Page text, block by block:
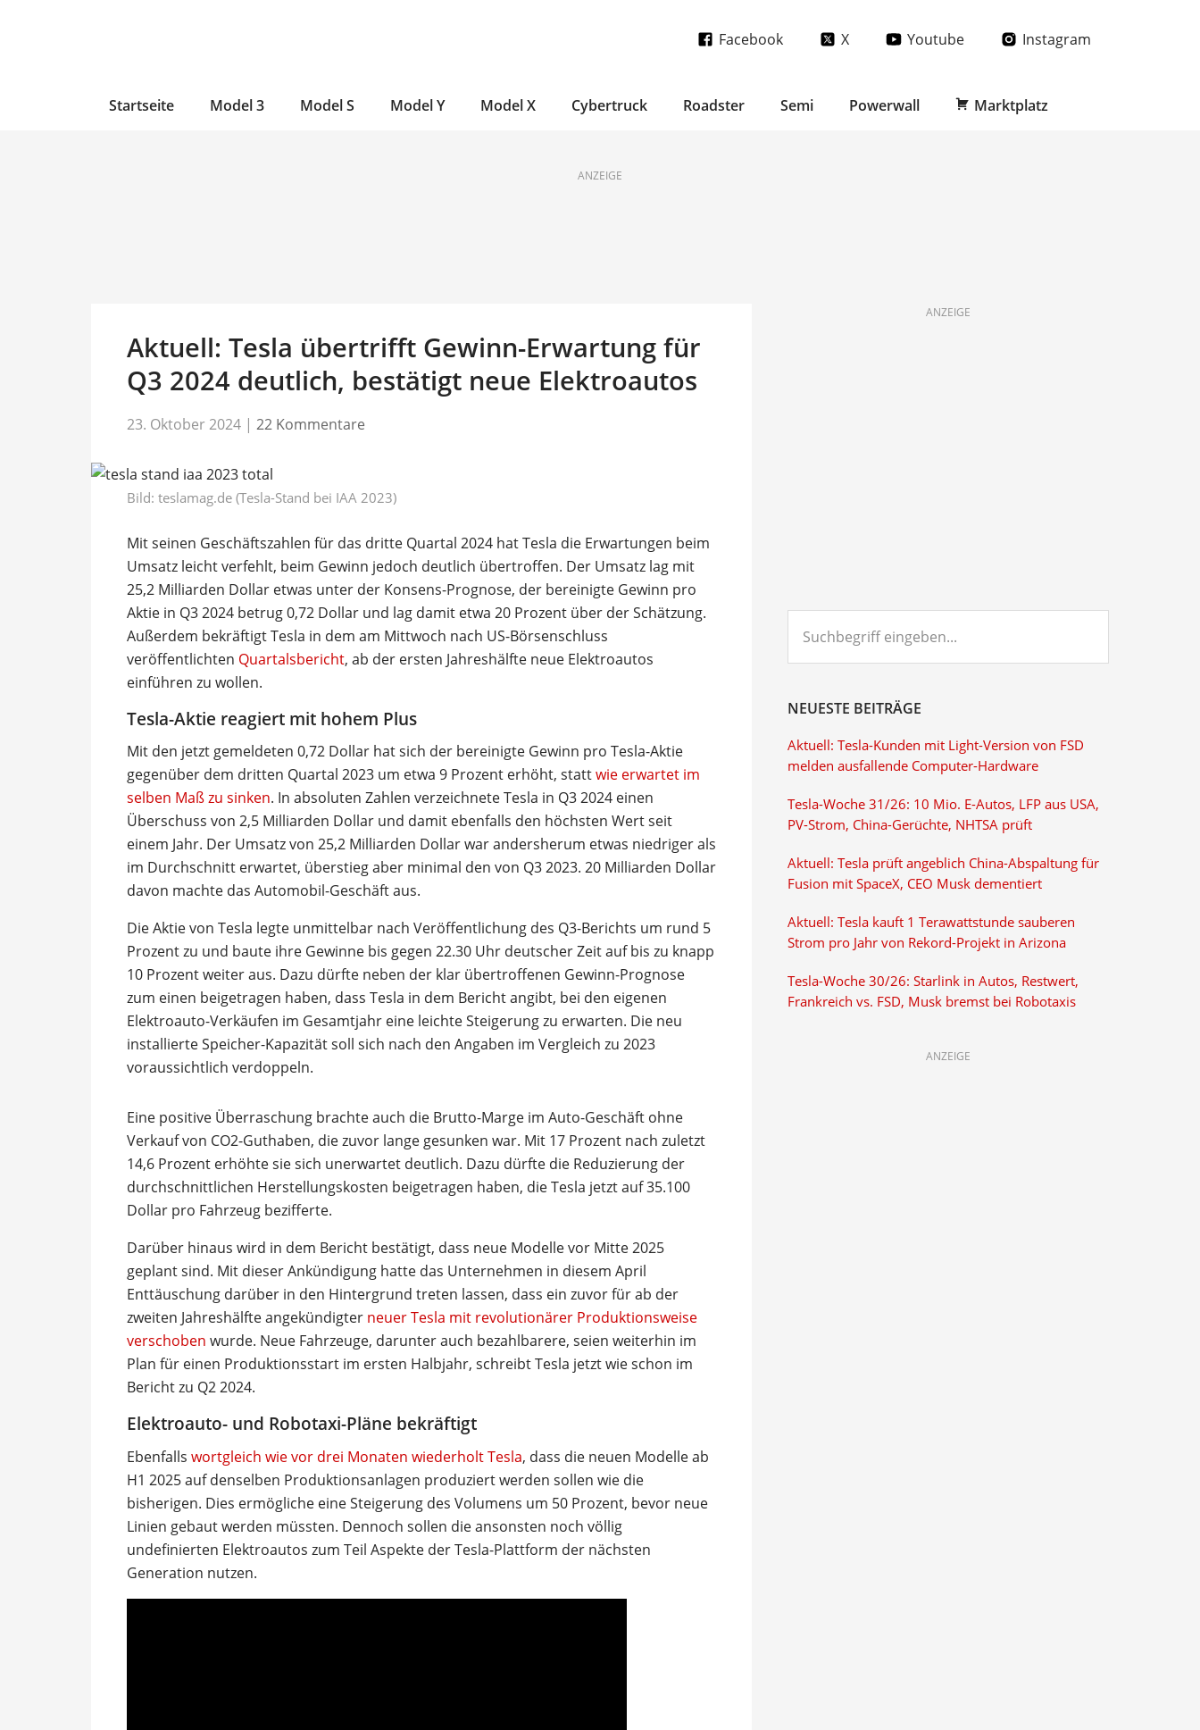
Facebook X Youtube Instagram
Startseite Model 3 Model S Model Y Model X Cybertruck Roadster Semi Powerwall Marktplatz
ANZEIGE
Aktuell: Tesla übertrifft Gewinn-Erwartung für
Q3 2024 deutlich, bestätigt neue Elektroautos
23. Oktober 2024 | 22 Kommentare
Bild: teslamag.de (Tesla-Stand bei IAA 2023)
Mit seinen Geschäftszahlen für das dritte Quartal 2024 hat Tesla die Erwartungen beim
Umsatz leicht verfehlt, beim Gewinn jedoch deutlich übertroffen. Der Umsatz lag mit
25,2 Milliarden Dollar etwas unter der Konsens-Prognose, der bereinigte Gewinn pro
Aktie in Q3 2024 betrug 0,72 Dollar und lag damit etwa 20 Prozent über der Schätzung.
Außerdem bekräftigt Tesla in dem am Mittwoch nach US-Börsenschluss
veröffentlichten Quartalsbericht, ab der ersten Jahreshälfte neue Elektroautos
einführen zu wollen.
Tesla-Aktie reagiert mit hohem Plus
Mit den jetzt gemeldeten 0,72 Dollar hat sich der bereinigte Gewinn pro Tesla-Aktie
gegenüber dem dritten Quartal 2023 um etwa 9 Prozent erhöht, stattwie erwartet im
selben Maß zu sinken. In absoluten Zahlen verzeichnete Tesla in Q3 2024 einen
Überschuss von 2,5 Milliarden Dollar und damit ebenfalls den höchsten Wert seit
einem Jahr. Der Umsatz von 25,2 Milliarden Dollar war andersherum etwas niedriger als
im Durchschnitt erwartet, überstieg aber minimal den von Q3 2023. 20 Milliarden Dollar
davon machte das Automobil-Geschäft aus.
Die Aktie von Tesla legte unmittelbar nach Veröffentlichung des Q3-Berichts um rund 5
Prozent zu und baute ihre Gewinne bis gegen 22.30 Uhr deutscher Zeit auf bis zu knapp
10 Prozent weiter aus. Dazu dürfte neben der klar übertroffenen Gewinn-Prognose
zum einen beigetragen haben, dass Tesla in dem Bericht angibt, bei den eigenen
Elektroauto-Verkäufen im Gesamtjahr eine leichte Steigerung zu erwarten. Die neu
installierte Speicher-Kapazität soll sich nach den Angaben im Vergleich zu 2023
voraussichtlich verdoppeln.
Eine positive Überraschung brachte auch die Brutto-Marge im Auto-Geschäft ohne
Verkauf von CO2-Guthaben, die zuvor lange gesunken war. Mit 17 Prozent nach zuletzt
14,6 Prozent erhöhte sie sich unerwartet deutlich. Dazu dürfte die Reduzierung der
durchschnittlichen Herstellungskosten beigetragen haben, die Tesla jetzt auf 35.100
Dollar pro Fahrzeug bezifferte.
Darüber hinaus wird in dem Bericht bestätigt, dass neue Modelle vor Mitte 2025
geplant sind. Mit dieser Ankündigung hatte das Unternehmen in diesem April
Enttäuschung darüber in den Hintergrund treten lassen, dass ein zuvor für ab der
zweiten Jahreshälfte angekündigter neuer Tesla mit revolutionärer Produktionsweise
verschoben wurde. Neue Fahrzeuge, darunter auch bezahlbarere, seien weiterhin im
Plan für einen Produktionsstart im ersten Halbjahr, schreibt Tesla jetzt wie schon im
Bericht zu Q2 2024.
Elektroauto- und Robotaxi-Pläne bekräftigt
Ebenfalls wortgleich wie vor drei Monaten wiederholt Tesla, dass die neuen Modelle ab
H1 2025 auf denselben Produktionsanlagen produziert werden sollen wie die
bisherigen. Dies ermögliche eine Steigerung des Volumens um 50 Prozent, bevor neue
Linien gebaut werden müssten. Dennoch sollen die ansonsten noch völlig
undefinierten Elektroautos zum Teil Aspekte der Tesla-Plattform der nächsten
Generation nutzen.
ANZEIGE
eingeben...
NEUESTE BEITRÄGE
Aktuell: Tesla-Kunden mit Light-Version von FSD
melden ausfallende Computer-Hardware
Tesla-Woche 31/26: 10 Mio. E-Autos, LFP aus USA,
PV-Strom, China-Gerüchte, NHTSA prüft
Aktuell: Tesla prüft angeblich China-Abspaltung für
Fusion mit SpaceX, CEO Musk dementiert
Aktuell: Tesla kauft 1 Terawattstunde sauberen
Strom pro Jahr von Rekord-Projekt in Arizona
Tesla-Woche 30/26: Starlink in Autos, Restwert,
Frankreich vs. FSD, Musk bremst bei Robotaxis
ANZEIGE